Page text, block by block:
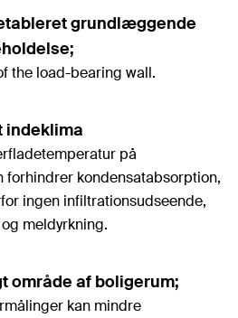
grundlæggende
the load-bearing wall.
indeklima
på
kondensatabsorption,
ingen infiltrationsudseende,
meldyrkning.
område af boligerum;
kan mindre